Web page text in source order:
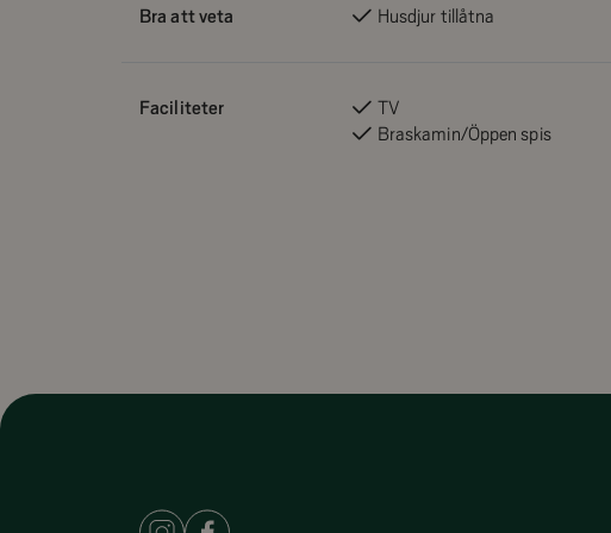
Bra att veta Husdjur tillåtna
Faciliteter TV
Braskamin/Öppen spis